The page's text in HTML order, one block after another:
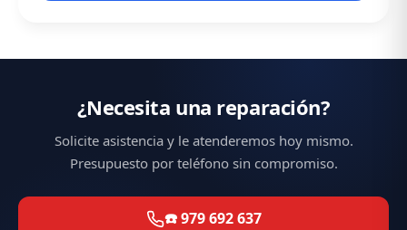
¿Necesita una reparación?
Solicite asistencia y le atenderemos hoy mismo.
Presupuesto por teléfono sin compromiso.
☎️ 979 692 637